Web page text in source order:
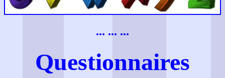
... ... ...
Questionnaires